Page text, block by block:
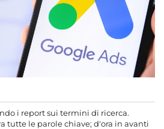
i report sui termini di ricerca.
tutte le parole chiave; d'ora in avanti